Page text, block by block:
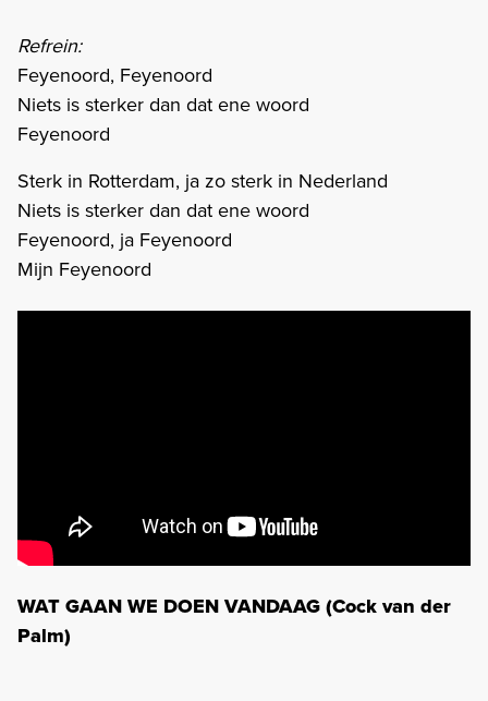
Refrein:
Feyenoord, Feyenoord
Niets is sterker dan dat ene woord
Feyenoord
Sterk in Rotterdam, ja zo sterk in Nederland
Niets is sterker dan dat ene woord
Feyenoord, ja Feyenoord
Mijn Feyenoord
WAT GAAN WE DOEN VANDAAG (Cock van der
Palm)